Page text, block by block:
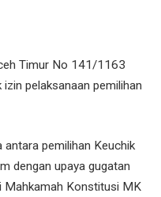
Timur No 141/1163
pelaksanaan pemilihan
antara pemilihan Keuchik
dengan upaya gugatan
Mahkamah Konstitusi MK